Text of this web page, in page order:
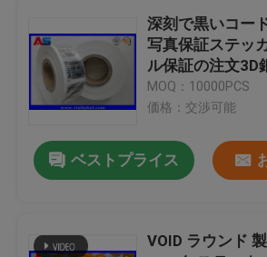
深刻で黒いコー
写真保証ステッ
ル保証の注文3D
ムのステッカー
MOQ：10000PCS
価格：交渉可能
ベストプライス
VOID ラウンド